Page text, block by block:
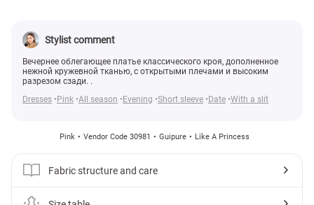
Stylist comment
Вечернее облегающее платье классического кроя, дополненное
нежной кружевной тканью, с открытыми плечами и высоким
разрезом сзади. .
Dresses
Pink All season Evening Short sleeve Date With a slit
Pink Vendor Code 30981 Guipure Like A Princess
Fabric structure and care